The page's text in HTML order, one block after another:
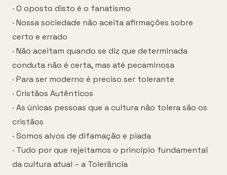
· O oposto disto é o fanatismo
· Nossa sociedade não aceita afirmações sobre
certo e errado
· Não aceitam quando se diz que determinada
conduta não é certa, mas até pecaminosa
· Para ser moderno é preciso ser tolerante
· Cristãos Autênticos
· As únicas pessoas que a cultura não tolera são os
cristãos
· Somos alvos de difamação e piada
· Tudo por que rejeitamos o princípio fundamental
da cultura atual – a Tolerância